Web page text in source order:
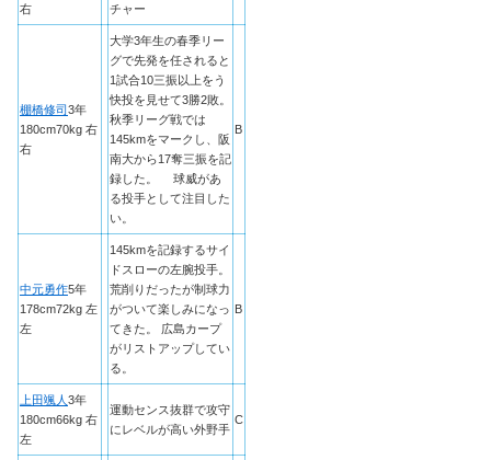
右
チャー
棚橋修司3年
180cm70kg 右
右
大学3年生の春季リー
グで先発を任されると
1試合10三振以上をう
快投を見せて3勝2敗。
秋季リーグ戦では
145kmをマークし、阪
南大から17奪三振を記
録した。 球威があ
る投手として注目した
い。
B
中元勇作5年
178cm72kg 左
左
145kmを記録するサイ
ドスローの左腕投手。
荒削りだったが制球力
がついて楽しみになっ
てきた。 広島カープ
がリストアップしてい
る。
B
上田颯人 3年
180cm66kg 右
左
運動センス抜群で攻守
にレベルが高い外野手
C